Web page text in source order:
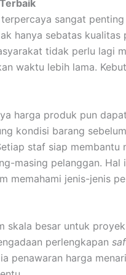
sangat
hanya sebatas kualitas
tidak perlu lagi
waktu lebih lama.
harga produk pun
kondisi barang
staf siap membantu
masing pelanggan. Hal
memahami jenis-jenis
skala besar untuk
perlengkapan
penawaran harga